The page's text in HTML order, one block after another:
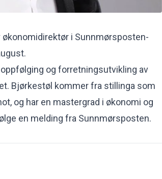
i Sunnmørsposten-
og forretningsutvikling av
Bjørkestøl kommer fra stillinga som
og har en mastergrad i økonomi og
en melding fra Sunnmørsposten.